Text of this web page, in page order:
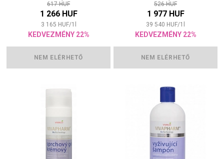
617 HUF
1 266 HUF
3 165 HUF/1
KEDVEZMÉNY 22%
NEM ELÉRHETŐ
526 HUF
1 977 HUF
39 540 HUF/1
KEDVEZMÉNY 22%
NEM ELÉRHETŐ